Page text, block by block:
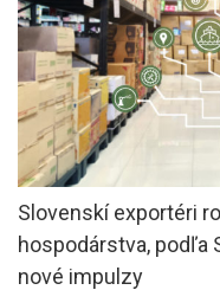
Slovenskí exportéri
hospodárstva, podľa
nové impulzy